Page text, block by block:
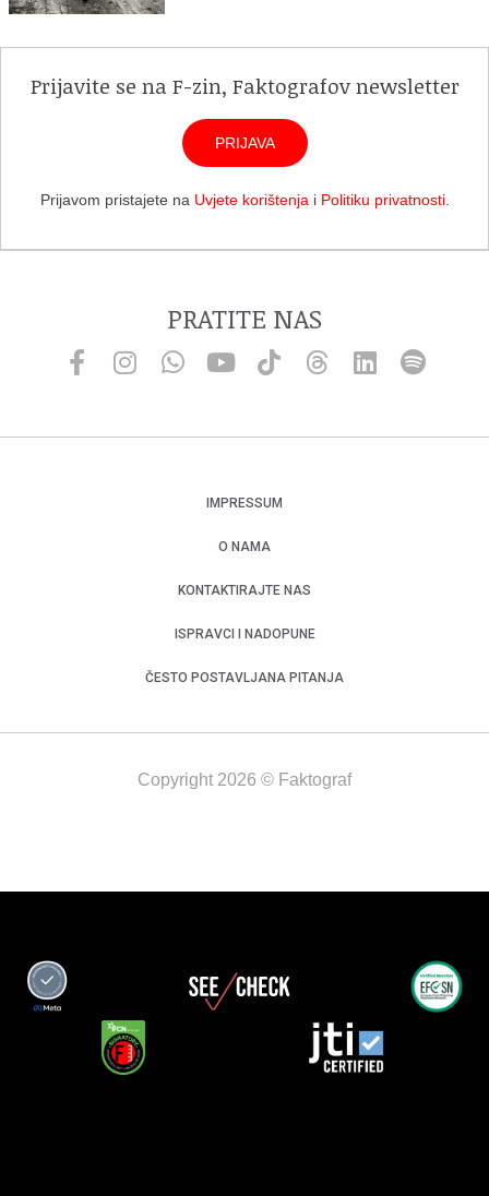
Prijavite se na F-zin, Faktografov newsletter
PRIJAVA
Prijavom pristajete na Uvjete korištenja i Politiku privatnosti.
PRATITE NAS
IMPRESSUM
O NAMA
KONTAKTIRAJTE NAS
ISPRAVCI I NADOPUNE
ČESTO POSTAVLJANA PITANJA
Copyright 2026 © Faktograf